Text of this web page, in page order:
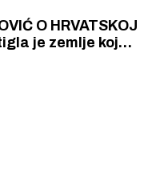
O HRVATSKOJ
je zemlje koje